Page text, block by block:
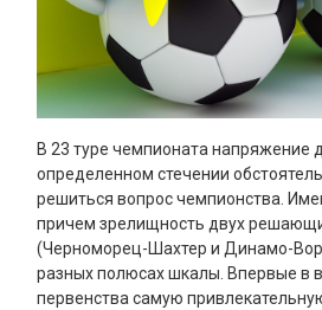
В 23 туре чемпионата напряжение
определенном стечении
решиться вопрос чемпионства.
причем зрелищность двух
(Черноморец-Шахтер и Динамо-
разных полюсах шкалы. Впервые в
первенства самую